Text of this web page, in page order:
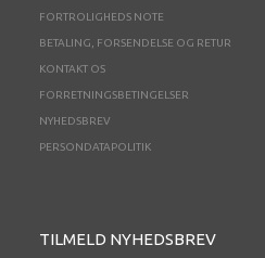
FORTROLIGHEDS NOTE
BETALING, FORSENDELSE OG RETUR
KONTAKT OS
FORRETNINGSBETINGELSER
NYHEDSBREV
PERSONDATAPOLITIK
TILMELD NYHEDSBREV